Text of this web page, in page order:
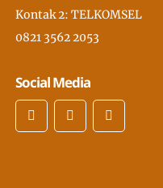
Kontak 2: TELKOMSEL
0821 3562 2053
Social Media